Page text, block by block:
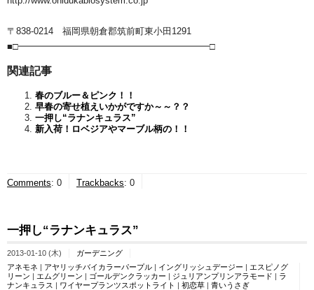
〒838-0214 福岡県朝倉郡筑前町東小田1291
■□━━━━━━━━━━━━━━━━━━━━━□
関連記事
春のブルー＆ピンク！！
早春の寄せ植えいかがですか～～？？
一押し“ラナンキュラス”
新入荷！ロベジアやマーブル柄の！！
Comments: 0 Trackbacks: 0
一押し“ラナンキュラス”
2013-01-10 (木)
ガーデニング
アネモネ | アヤリッチバイカラーパープル | イングリッシュデージー | エスピノグ
リーン | エムグリーン | ゴールデンクラッカー | ジュリアンプリンアラモード | ラ
ナンキュラス | ワイヤープランツスポットライト | 初恋草 | 青いうさぎ